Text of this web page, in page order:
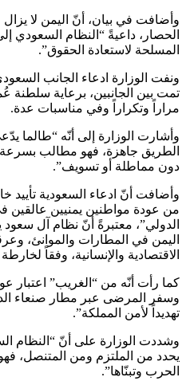
وأضافت في بيان، أنّ اليمن لا
الحصار، داعيةً “النظام السعودي
المسلحة لاستعادة الحقوق”.
ونفت الوزارة ادعاء الجانب
تمت بين الجانبين، برعاية سلطنة
مراراً وتكراراً وفي مناسبات عدة.
وأشارت الوزارة إلى أنّه “طالما
الطريق جاهزة، فهو مطالب بسرعة
دون مماطلة أو تسويف”.
وأضافت أنّ ادعاء السعودية تأييد
من عودة مواطنين يمنيين عالقين
الدولي”، معتبرةً أنّ نظام آل
اليمن في المطارات والموانئ،
الاقتصادية والإنسانية، وفقاً
كما رأت أنّه من “الغريب” اعتبار
وسفر المرضى عبر مطار صنعاء
تهديداً لأمن المملكة”.
وشددت الوزارة على أنّ “النظام
يحدد من الملتزم ومن المتنصل،
الحرب وتبنّاها”.